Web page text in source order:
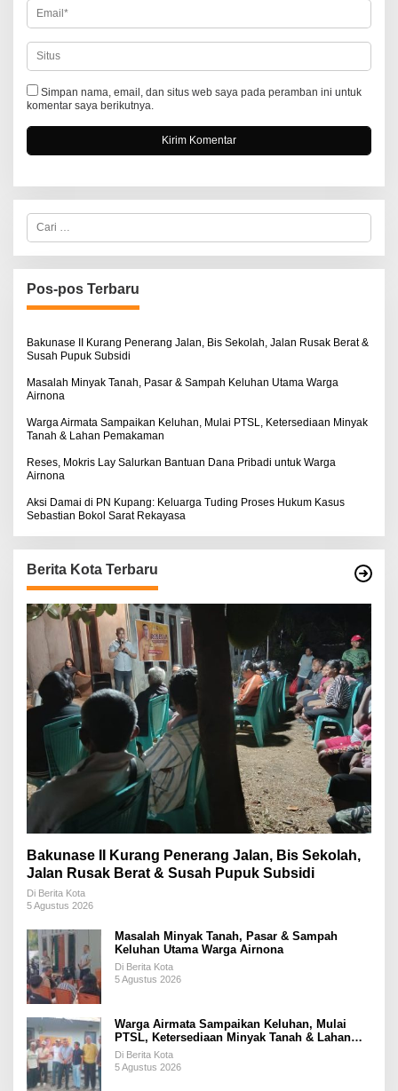
Simpan nama, email, dan situs web saya pada peramban ini untuk
komentar saya berikutnya.
C
r
i
u
n
u
:
Pos-pos Terbaru
Bakunase II Kurang Penerang Jalan, Bis Sekolah, Jalan Rusak Berat &
Susah Pupuk Subsidi
Masalah Minyak Tanah, Pasar & Sampah Keluhan Utama Warga
Airnona
Warga Airmata Sampaikan Keluhan, Mulai PTSL, Ketersediaan Minyak
Tanah & Lahan Pemakaman
Reses, Mokris Lay Salurkan Bantuan Dana Pribadi untuk Warga
Airnona
Aksi Damai di PN Kupang: Keluarga Tuding Proses Hukum Kasus
Sebastian Bokol Sarat Rekayasa
Berita Kota Terbaru
Bakunase II Kurang Penerang Jalan, Bis Sekolah,
Jalan Rusak Berat & Susah Pupuk Subsidi
Di Berita Kota
5 Agustus 2026
Masalah Minyak Tanah, Pasar & Sampah
Keluhan Utama Warga Airnona
Di Berita Kota
5 Agustus 2026
Warga Airmata Sampaikan Keluhan, Mulai
PTSL, Ketersediaan Minyak Tanah & Lahan
Pemakaman
Di Berita Kota
5 Agustus 2026